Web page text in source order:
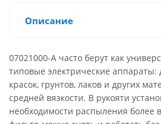
Описание
07021000-A часто берут как
типовые электрические
красок, грунтов, лаков и других
средней вязкости. В рукояти
необходимости распыления более